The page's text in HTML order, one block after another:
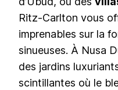
Ritz-Carlton vous
imprenables sur la
sinueuses. À Nusa
des jardins
scintillantes où le